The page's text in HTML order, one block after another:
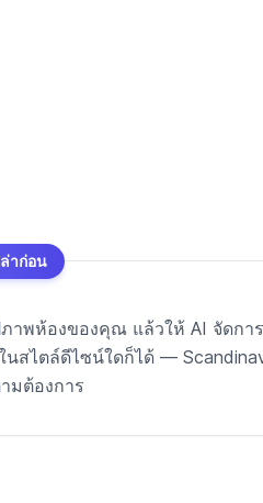
าก่อน
าพห้องของคุณ แล้วให้ AI จัดกา
นสไตล์ดีไซน์ใดก็ได้ —
มต้องการ